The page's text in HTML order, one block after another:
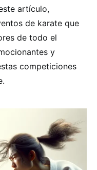
artículo,
de karate que
de todo el
y
competiciones